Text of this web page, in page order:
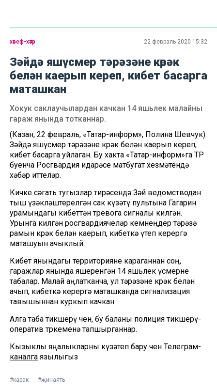
хәвеф-хәтәр 22 февраль 2020 15:32
Зәйдә яшүсмер тәрәзәне көрәк
белән каерып кереп, кибет басарга
маташкан
Хокук саклаучылардан качкан 14 яшьлек малайны
гараж янында тотканнар.
(Казан, 22 февраль, «Татар-информ», Полина Шевчук).
Зәйдә яшүсмер тәрәзәне көрәк белән каерып кереп,
кибет басарга уйлаган. Бу хакта «Татар-информ»га ТР
буенча Росгвардия идарәсе матбугат хезмәтендә
хәбәр иттеләр.
Кичке сәгать тугызлар тирәсендә Зәй ведомстводан
тыш үзәкләштерелгән сак күзәтү пультына Гагарин
урамындагы кибеттән тревога сигналы килгән.
Урынга килгән росгвардиячеләр кемнеңдер тәрәзә
рамын көрәк белән каерып, кибеткә үтеп керергә
маташуын ачыклый.
Кибет янындагы территорияне караганнан соң,
гаражлар янында яшеренгән 14 яшьлек үсмерне
табалар. Малай аңлатканча, ул тәрәзәне көрәк белән
ачып, кибеткә керергә маташканда сигнализация
тавышыннан куркып качкан.
Алга таба тикшерү өчен, бу баланы полиция тикшерү-
оператив төркеменә тапшырганнар.
Кызыклы яңалыкларны күзәтеп бару өчен Телеграм-
каналга язылыгыз
#карак #җинаять